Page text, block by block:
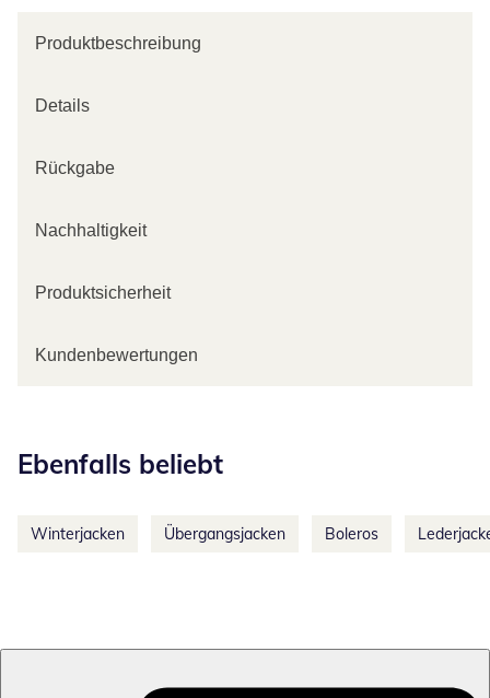
Produktbeschreibung
Details
Rückgabe
Nachhaltigkeit
Produktsicherheit
Kundenbewertungen
Ebenfalls beliebt
Winterjacken Übergangsjacken Boleros